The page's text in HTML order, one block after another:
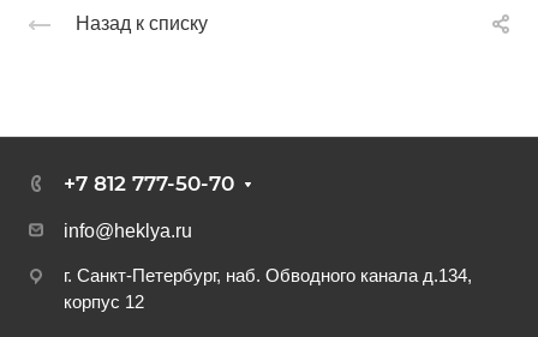
Назад к списку
+7 812 777-50-70
info@heklya.ru
г. Санкт-Петербург, наб. Обводного канала д.134,
корпус 12